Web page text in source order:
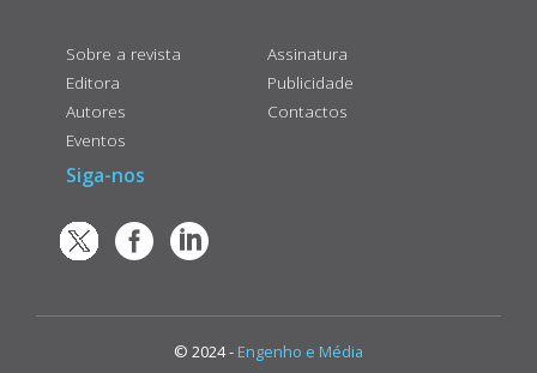
Sobre a revista
Editora
Autores
Eventos
Assinatura
Publicidade
Contactos
Siga-nos
© 2024 - Engenho e Média